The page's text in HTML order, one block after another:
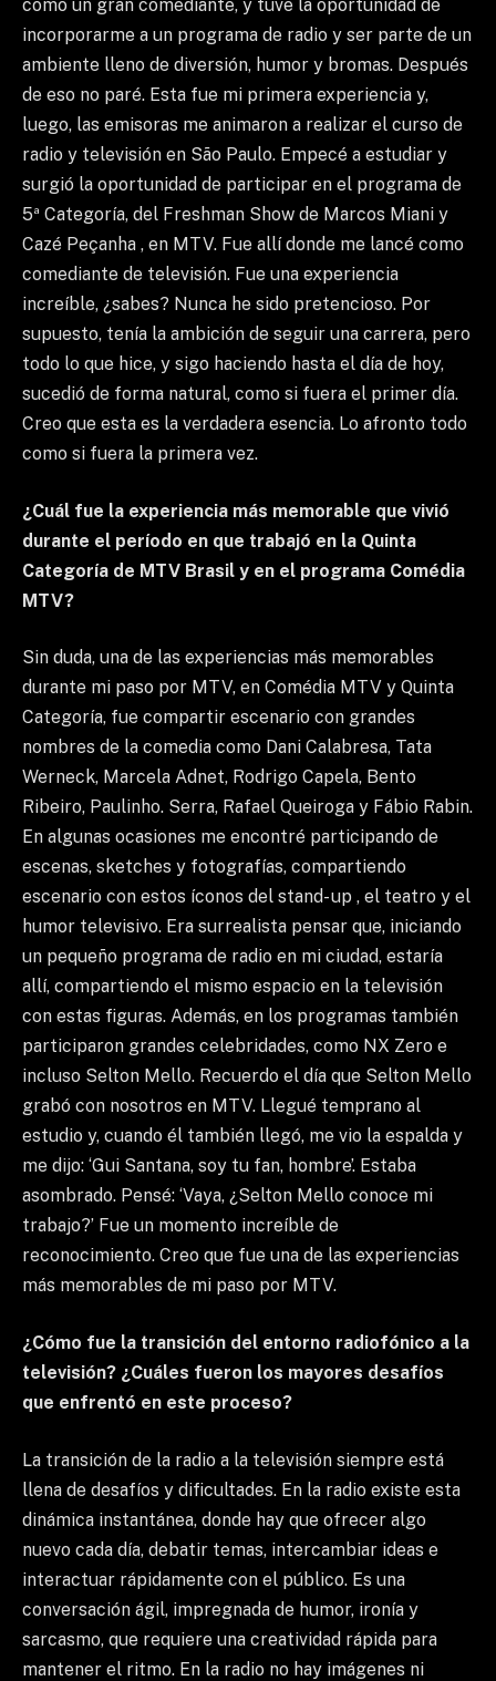
como un gran comediante, y tuve la oportunidad de
incorporarme a un programa de radio y ser parte de un
ambiente lleno de diversión, humor y bromas. Después
de eso no paré. Esta fue mi primera experiencia y,
luego, las emisoras me animaron a realizar el curso de
radio y televisión en São Paulo. Empecé a estudiar y
surgió la oportunidad de participar en el programa de
5ª Categoría, del Freshman Show de Marcos Miani y
Cazé Peçanha , en MTV. Fue allí donde me lancé como
comediante de televisión. Fue una experiencia
increíble, ¿sabes? Nunca he sido pretencioso. Por
supuesto, tenía la ambición de seguir una carrera, pero
todo lo que hice, y sigo haciendo hasta el día de hoy,
sucedió de forma natural, como si fuera el primer día.
Creo que esta es la verdadera esencia. Lo afronto todo
como si fuera la primera vez.
¿Cuál fue la experiencia más memorable que vivió
durante el período en que trabajó en la Quinta
Categoría de MTV Brasil y en el programa Comédia
MTV?
Sin duda, una de las experiencias más memorables
durante mi paso por MTV, en Comédia MTV y Quinta
Categoría, fue compartir escenario con grandes
nombres de la comedia como Dani Calabresa, Tata
Werneck, Marcela Adnet, Rodrigo Capela, Bento
Ribeiro, Paulinho. Serra, Rafael Queiroga y Fábio Rabin.
En algunas ocasiones me encontré participando de
escenas, sketches y fotografías, compartiendo
escenario con estos íconos del stand- up , el teatro y el
humor televisivo. Era surrealista pensar que, iniciando
un pequeño programa de radio en mi ciudad, estaría
allí, compartiendo el mismo espacio en la televisión
con estas figuras. Además, en los programas también
participaron grandes celebridades, como NX Zero e
incluso Selton Mello. Recuerdo el día que Selton Mello
grabó con nosotros en MTV. Llegué temprano al
estudio y, cuando él también llegó, me vio la espalda y
me dijo: ‘Gui Santana, soy tu fan, hombre’. Estaba
asombrado. Pensé: ‘Vaya, ¿Selton Mello conoce mi
trabajo?’ Fue un momento increíble de
reconocimiento. Creo que fue una de las experiencias
más memorables de mi paso por MTV.
¿Cómo fue la transición del entorno radiofónico a la
televisión? ¿Cuáles fueron los mayores desafíos
que enfrentó en este proceso?
La transición de la radio a la televisión siempre está
llena de desafíos y dificultades. En la radio existe esta
dinámica instantánea, donde hay que ofrecer algo
nuevo cada día, debatir temas, intercambiar ideas e
interactuar rápidamente con el público. Es una
conversación ágil, impregnada de humor, ironía y
sarcasmo, que requiere una creatividad rápida para
mantener el ritmo. En la radio no hay imágenes ni